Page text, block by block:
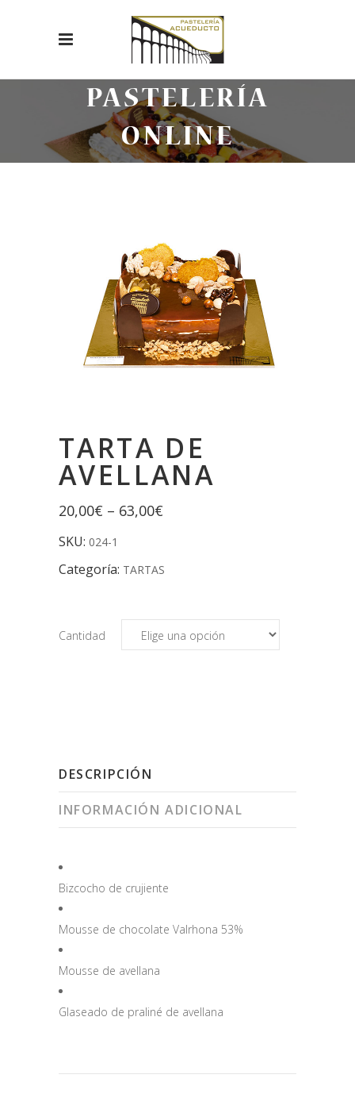
PASTELERÍA
ONLINE
TARTA DE
AVELLANA
20,00€ – 63,00€
SKU: 024-1
Categoría: TARTAS
Cantidad
DESCRIPCIÓN
INFORMACIÓN ADICIONAL
Bizcocho de crujiente
Mousse de chocolate Valrhona 53%
Mousse de avellana
Glaseado de praliné de avellana